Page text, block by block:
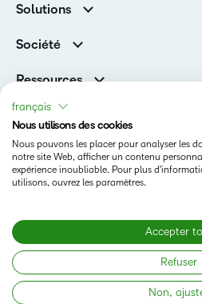
Services et assistance
Solutions
D2L pour les entreprises
De la maternelle à la 12e année
Organisations de formation
Société
Fil d’actualité
Prix et reconnaissances
Relations avec les investisseurs
Ressources
Versions de produits D2L
Communauté
Copyright © 2026 Copyright D2L
réservés.
Statut
Conditions d’utilisation
français
Nous utilisons des cookies
Nous pouvons les placer pour analyser les
notre site Web, afficher un contenu
expérience inoubliable. Pour plus
utilisons, ouvrez les paramètres.
Accepter
Refuser
Non,